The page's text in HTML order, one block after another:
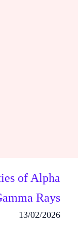
of Alpha
Rays
13/02/2026